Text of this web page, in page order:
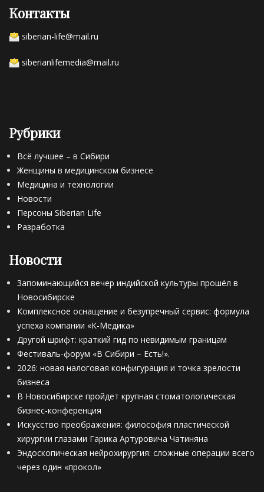
Контакты
siberian-life@mail.ru
siberianlifemedia@mail.ru
Рубрики
Всё лучшее – в Сибири
Женщины в медицинском бизнесе
Медицина и технологии
Новости
Персоны Siberian Life
Разработка
Новости
Запоминающийся вечер индийской культуры прошёл в
Новосибирске
Комплексное оснащение и безупречный сервис: формула
успеха компании «К-Медика»
Другой шрифт: краткий гид по невидимым границам
Фестиваль-форум «В Сибири – Есть!».
2026: новая налоговая конфигурация и точка зрелости
бизнеса
В Новосибирске пройдет крупная стоматологическая
бизнес-конференция
Искусство преображения: философия пластической
хирургии глазами Гарика Артуровича Чатиняна
Эндоскопическая нейрохирургия: сложные операции всего
через один «прокол»